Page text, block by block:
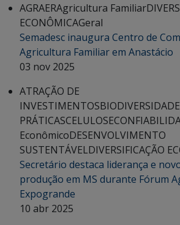
AGRAERAgricultura Familiar
ECONÔMICAGeral
Semadesc inaugura Centro de
Agricultura Familiar em Anastácio
03 nov 2025
ATRAÇÃO DE
INVESTIMENTOSBIODIVERSIDADE
PRÁTICASCELULOSE
EconômicoDESENVOLVIMENTO
SUSTENTÁVELDIVERSIFICAÇÃO
Secretário destaca liderança e
produção em MS durante Fórum
Expogrande
10 abr 2025